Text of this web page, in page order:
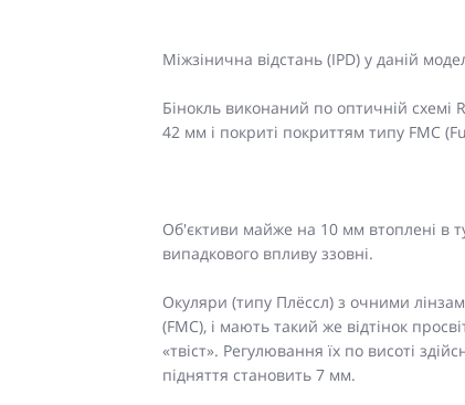
Міжзінична відстань (IPD) у даній
Бінокль виконаний по оптичній схемі
42 мм і покриті покриттям типу FMC
Об'єктиви майже на 10 мм втоплені в
випадкового впливу ззовні.
Окуляри (типу Плёссл) з очними
(FMC), і мають такий же відтінок
«твіст». Регулювання їх по висоті
підняття становить 7 мм.